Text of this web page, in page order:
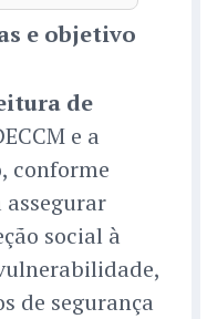
e objetivo
de
e a
conforme
social à
de segurança